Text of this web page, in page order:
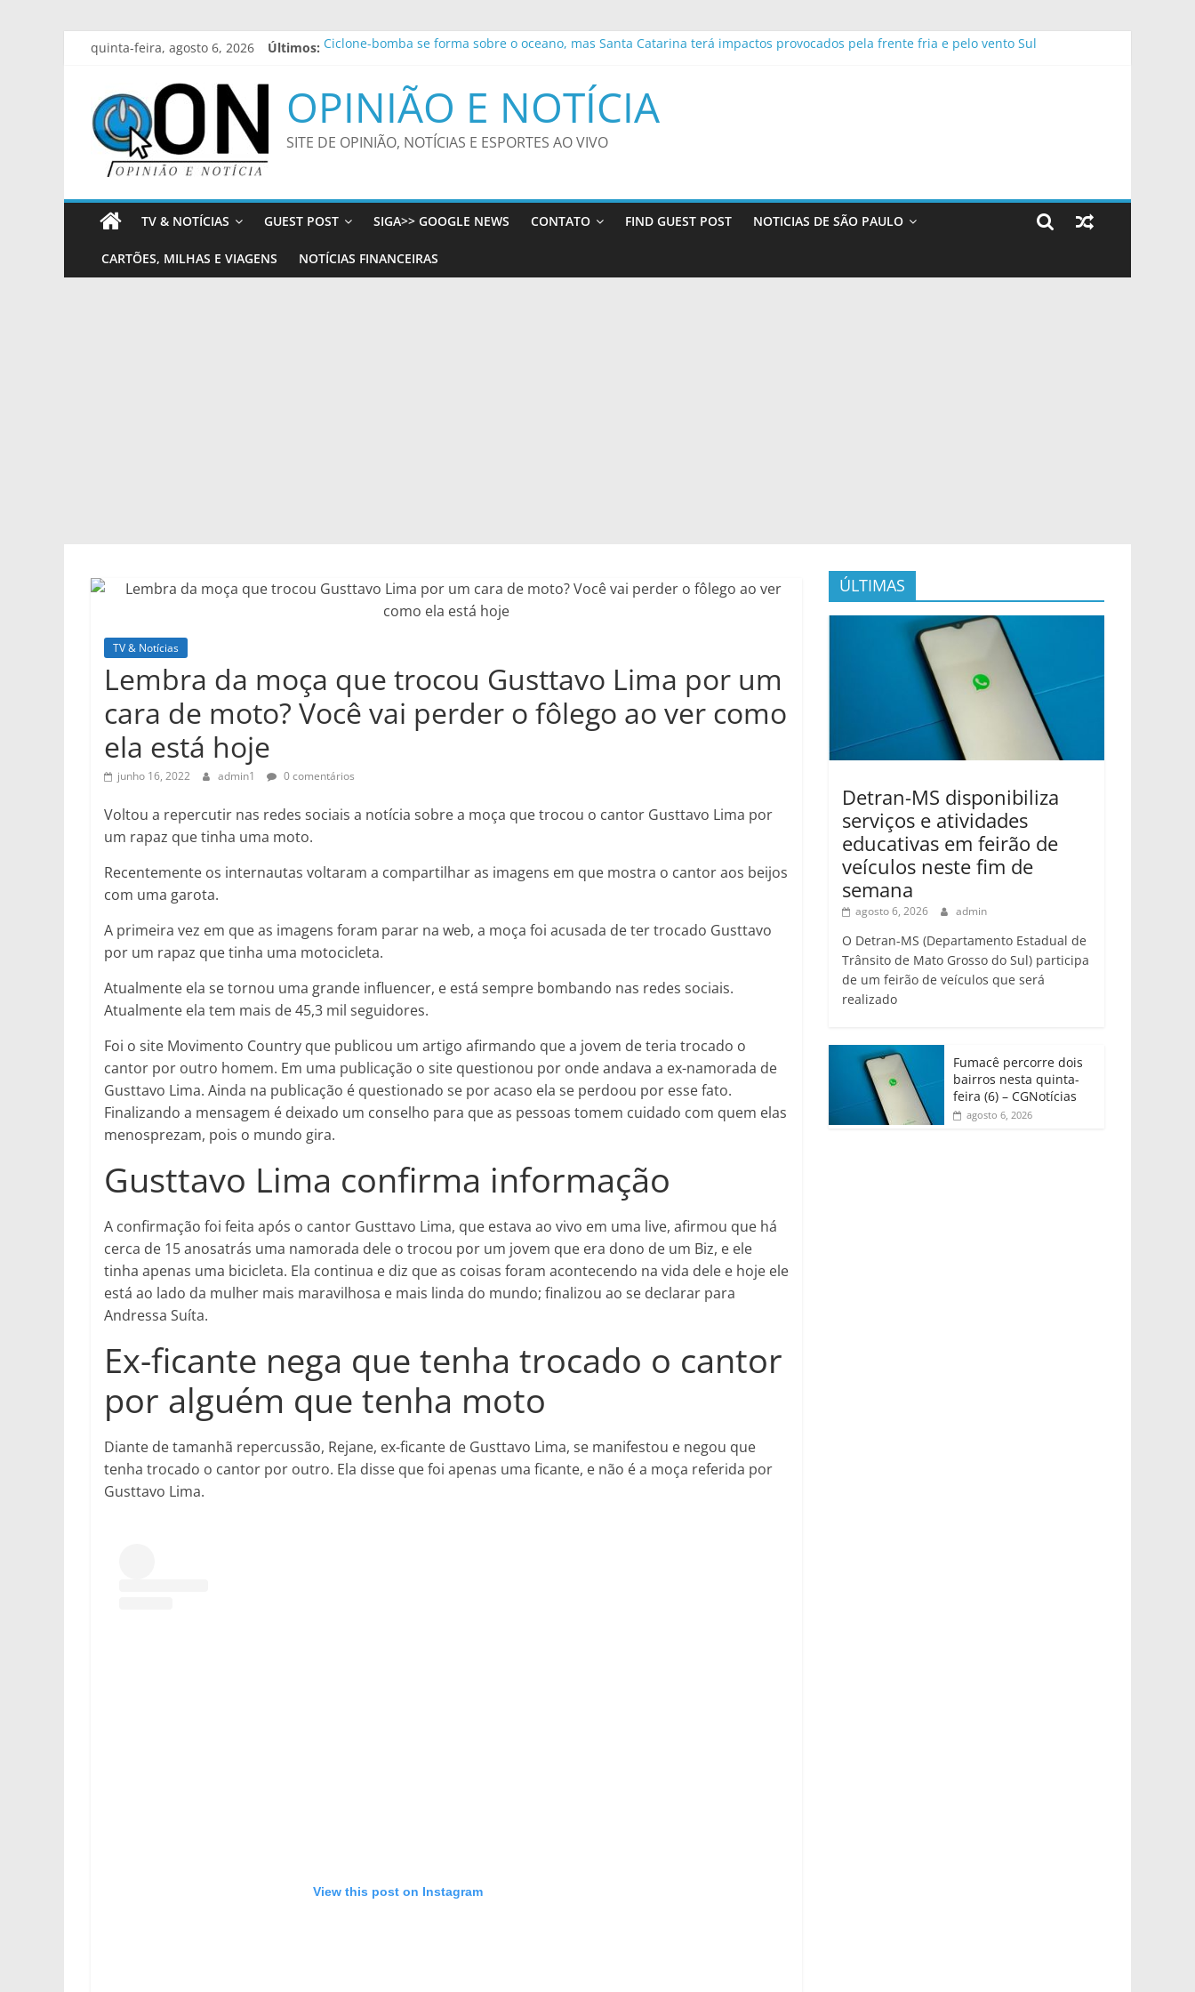
Pular
conteúdo
quinta-feira, agosto 6, 2026 Últimos: Ciclone-bomba se forma sobre o oceano, mas Santa Catarina terá impactos provocados pela frente fria e pelo vento Sul
Fumacê percorre dois bairros nesta quinta-feira (6) – CGNotícias
Concertos com Orquestra Sinfônica e Hugo Rafael celebram aniversário de 372 anos de Sorocaba – Agência de Notícias
Lei que aumenta punição a crimes digitais contra crianças é sancionada
OPINIÃO E NOTÍCIA
SITE DE OPINIÃO, NOTÍCIAS E ESPORTES AO VIVO
TV & NOTÍCIAS GUEST POST SIGA>> GOOGLE NEWS CONTATO FIND GUEST POST NOTICIAS DE SÃO PAULO
CARTÕES, MILHAS E VIAGENS NOTÍCIAS FINANCEIRAS
TV & Notícias
Lembra da moça que trocou Gusttavo Lima por um
cara de moto? Você vai perder o fôlego ao ver como
ela está hoje
junho 16, 2022 admin1 0 comentários
Voltou a repercutir nas redes sociais a notícia sobre a moça que trocou o cantor Gusttavo Lima por
um rapaz que tinha uma moto.
Recentemente os internautas voltaram a compartilhar as imagens em que mostra o cantor aos beijos
com uma garota.
A primeira vez em que as imagens foram parar na web, a moça foi acusada de ter trocado Gusttavo
por um rapaz que tinha uma motocicleta.
Atualmente ela se tornou uma grande influencer, e está sempre bombando nas redes sociais.
Atualmente ela tem mais de 45,3 mil seguidores.
Foi o site Movimento Country que publicou um artigo afirmando que a jovem de teria trocado o
cantor por outro homem. Em uma publicação o site questionou por onde andava a ex-namorada de
Gusttavo Lima. Ainda na publicação é questionado se por acaso ela se perdoou por esse fato.
Finalizando a mensagem é deixado um conselho para que as pessoas tomem cuidado com quem elas
menosprezam, pois o mundo gira.
Gusttavo Lima confirma informação
A confirmação foi feita após o cantor Gusttavo Lima, que estava ao vivo em uma live, afirmou que há
cerca de 15 anosatrás uma namorada dele o trocou por um jovem que era dono de um Biz, e ele
tinha apenas uma bicicleta. Ela continua e diz que as coisas foram acontecendo na vida dele e hoje ele
está ao lado da mulher mais maravilhosa e mais linda do mundo; finalizou ao se declarar para
Andressa Suíta.
Ex-ficante nega que tenha trocado o cantor
por alguém que tenha moto
Diante de tamanhã repercussão, Rejane, ex-ficante de Gusttavo Lima, se manifestou e negou que
tenha trocado o cantor por outro. Ela disse que foi apenas uma ficante, e não é a moça referida por
Gusttavo Lima.
View this post on Instagram
ÚLTIMAS
Detran-MS disponibiliza
serviços e atividades
educativas em feirão de
veículos neste fim de
semana
agosto 6, 2026 admin
O Detran-MS (Departamento Estadual de
Trânsito de Mato Grosso do Sul) participa
de um feirão de veículos que será
realizado
Fumacê percorre dois
bairros nesta quinta-
feira (6) – CGNotícias
agosto 6, 2026